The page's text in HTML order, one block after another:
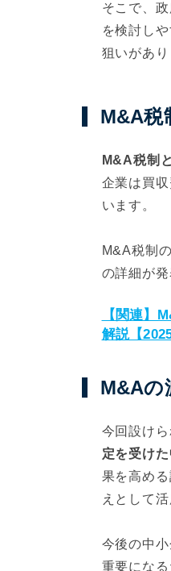
そこで、
を検討し
狙いがあり
M&A税
M&A税制
企業は買
います。
M&A税制
の詳細が発
【関連】
解説【
M&Aの
今回設けら
定を受け
果を高め
えとして活
今後の中
重要にな